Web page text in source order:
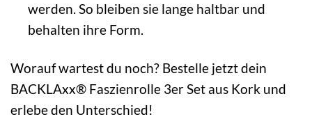
werden. So bleiben sie lange haltbar und
behalten ihre Form.
Worauf wartest du noch? Bestelle jetzt dein
BACKLAxx® Faszienrolle 3er Set aus Kork und
erlebe den Unterschied!